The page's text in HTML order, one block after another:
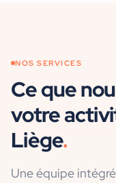
NOS SERVICES
Ce que
votre
Liège.
Une équipe